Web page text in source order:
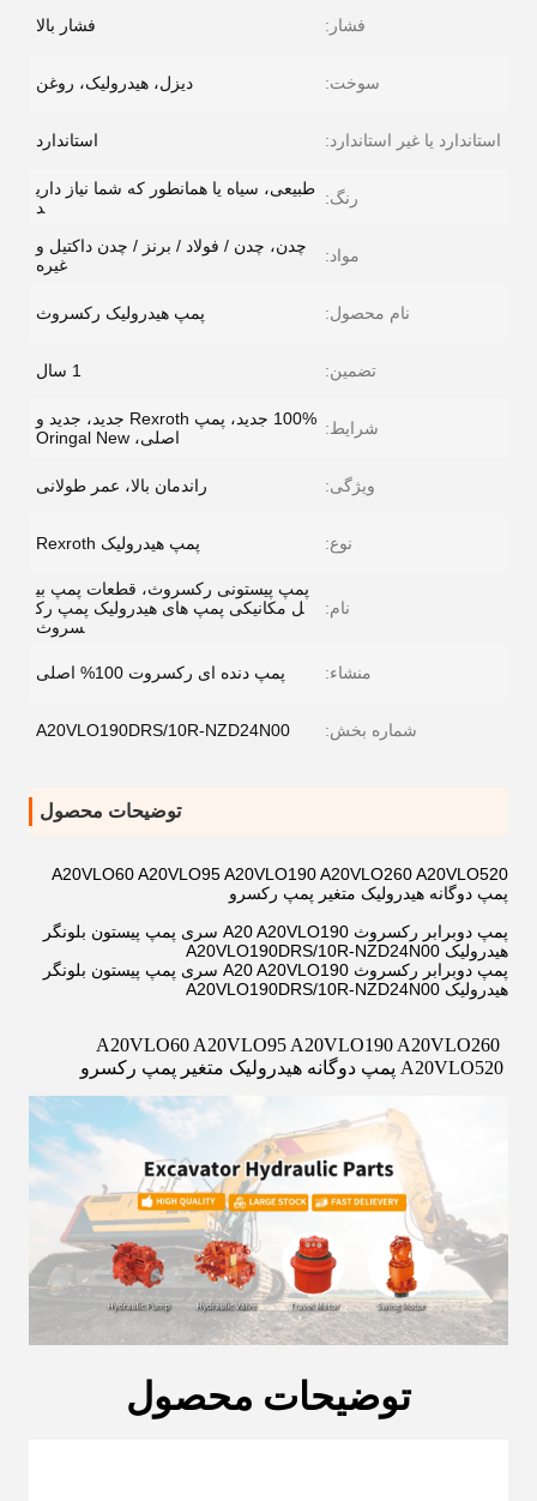
فشار: فشار بالا
سوخت: دیزل، هیدرولیک، روغن
استاندارد یا غیر استاندارد: استاندارد
رنگ: طبیعی، سیاه یا همانطور که شما نیاز داری
د
مواد:
چدن، چدن / فولاد / برنز / چدن داکتیل و
غیره
نام محصول: پمپ هیدرولیک رکسروث
تضمین: 1 سال
شرایط:
100% جدید، پمپ Rexroth جدید، جدید و
اصلی، Oringal New
ویژگی: راندمان بالا، عمر طولانی
نوع: پمپ هیدرولیک Rexroth
نام:
پمپ پیستونی رکسروث، قطعات پمپ بی
ل مکانیکی پمپ های هیدرولیک پمپ رک
سروث
منشاء: پمپ دنده ای رکسروت 100% اصلی
شماره بخش: A20VLO190DRS/10R-NZD24N00
توضیحات محصول
A20VLO60 A20VLO95 A20VLO190 A20VLO260 A20VLO520
پمپ دوگانه هیدرولیک متغیر پمپ رکسرو
پمپ دوبرابر رکسروث A20 A20VLO190 سری پمپ پیستون بلونگر
هیدرولیک A20VLO190DRS/10R-NZD24N00
پمپ دوبرابر رکسروث A20 A20VLO190 سری پمپ پیستون بلونگر
هیدرولیک A20VLO190DRS/10R-NZD24N00
A20VLO60 A20VLO95 A20VLO190 A20VLO260
A20VLO520 پمپ دوگانه هیدرولیک متغیر پمپ رکسرو
توضیحات محصول